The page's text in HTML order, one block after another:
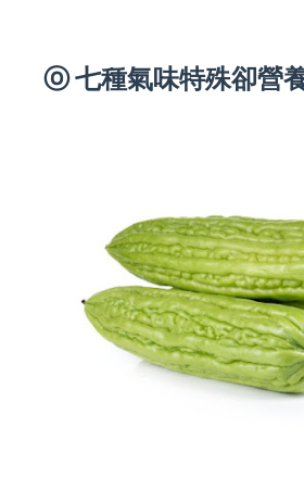
ⓞ 七種氣味特殊卻營